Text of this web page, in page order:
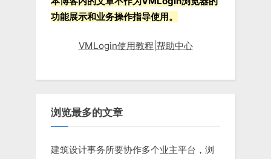
功能展示和业务操作指导使用。
VMLogin使用教程|帮助中心
浏览最多的文章
建筑设计事务所要协作多个业主平台，浏